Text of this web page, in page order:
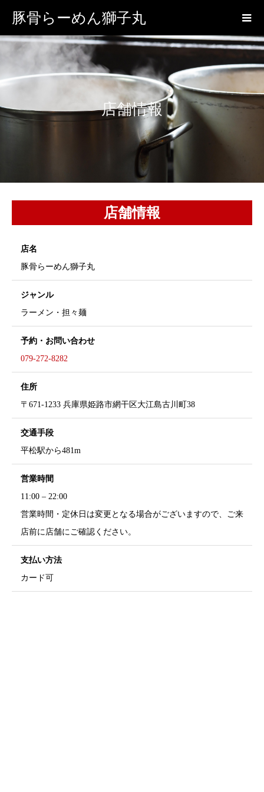
豚骨らーめん獅子丸
店舗情報
店舗情報
店名
豚骨らーめん獅子丸
ジャンル
ラーメン・担々麺
予約・ お問い合わせ
079-272-8282
住所
〒671-1233 兵庫県姫路市網干区大江島古川町38
交通手段
平松駅から481m
営業時間
11:00 – 22:00
営業時間・定休日は変更となる場合がございますので、ご来
店前に店舗にご確認ください。
支払い方法
カード可